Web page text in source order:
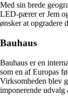
Med sin brede
LED-pærer er Jem
ønsker at opgradere
Bauhaus
Bauhaus er en
som en af Europas
Virksomheden blev
imponerende udvalg